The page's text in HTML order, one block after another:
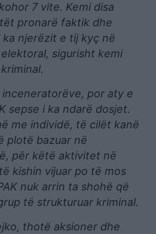
7 vite. Kemi disa
pronarë faktik dhe
njerëzit e tij kyç në
sigurisht kemi
por aty e
sepse i ka ndarë dosjet.
me individë, të cilët kanë
plotë bazuar në
për këtë aktivitet në
kishin vijuar po të mos
nuk arrin ta shohë që
të strukturuar kriminal.
thotë aksioner dhe